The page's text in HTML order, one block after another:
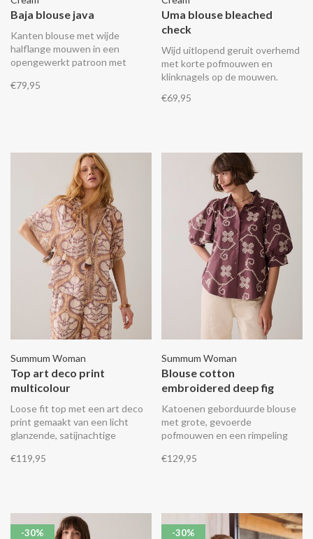
Baja blouse java
Kanten blouse met wijde
halflange mouwen in een
opengewerkt patroon met
€79,95
Uma blouse bleached
check
Wijd uitlopend geruit overhemd
met korte pofmouwen en
klinknagels op de mouwen.
€69,95
Summum Woman
Top art deco print
multicolour
Loose fit top met een art deco
print gemaakt van een licht
glanzende, satijnachtige
tape met pailletten langs de
€119,95
Summum Woman
Blouse cotton
embroidered deep fig
Katoenen geborduurde blouse
met grote, gevoerde
pofmouwen en een rimpeling
€129,95
-30% -30%